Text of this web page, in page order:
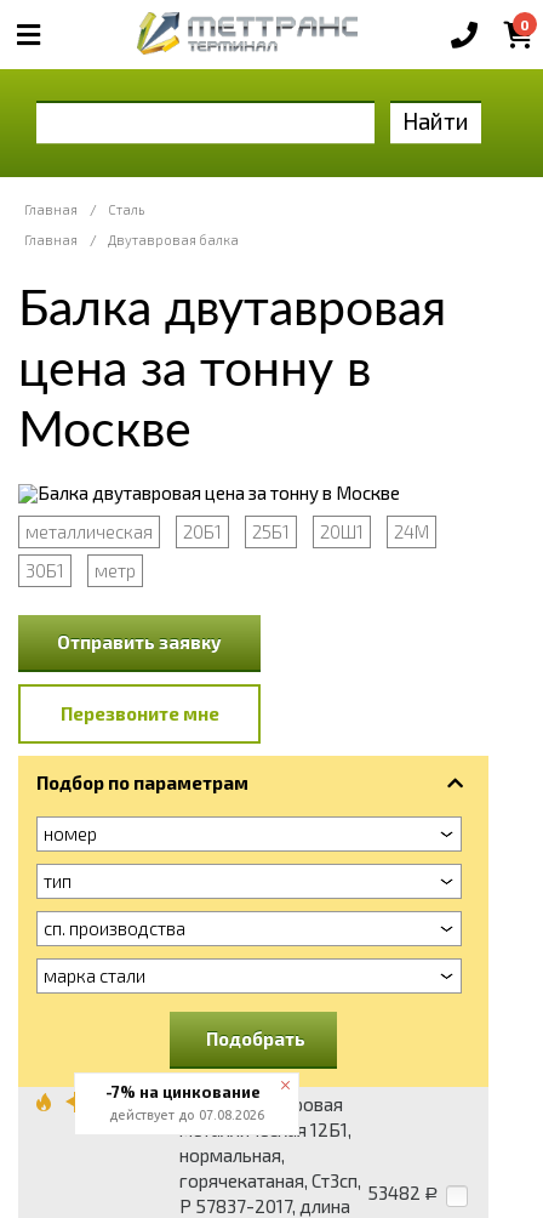
0
Найти
Главная /
Сталь
Главная
/ Двутавровая балка
Балка двутавровая
цена за тонну в
Москве
металлическая 20Б1 25Б1 20Ш1
24М
30Б1
метр
Отправить заявку
Перезвоните мне
Подбор по параметрам
номер
тип
сп. производства
марка стали
Подобрать
Балка двутавровая
металлическая 12Б1,
нормальная,
горячекатаная, Ст3сп,
Р 57837-2017, длина
53482 Р
-7% на цинкование
действует до 07.08.2026